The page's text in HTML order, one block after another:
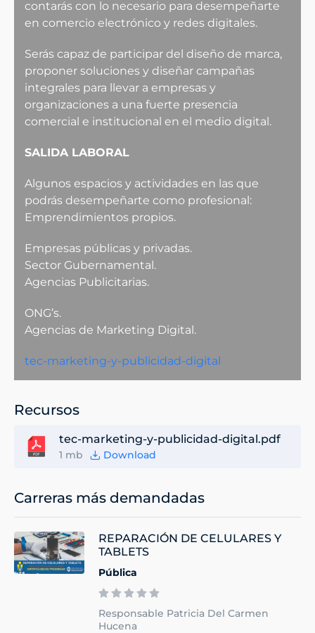
contarás con lo necesario para desempeñarte
en comercio electrónico y redes digitales.
Serás capaz de participar del diseño de marca,
proponer soluciones y diseñar campañas
integrales para llevar a empresas y
organizaciones a una fuerte presencia
comercial e institucional en el medio digital.
SALIDA LABORAL
Algunos espacios y actividades en las que
podrás desempeñarte como profesional:
Emprendimientos propios.
Empresas públicas y privadas.
Sector Gubernamental.
Agencias Publicitarias.
ONG’s.
Agencias de Marketing Digital.
tec-marketing-y-publicidad-digital
Recursos
tec-marketing-y-publicidad-digital.pdf
1 mb Download
Carreras más demandadas
REPARACIÓN DE CELULARES Y
TABLETS
Pública
Responsable Patricia Del Carmen
Hucena